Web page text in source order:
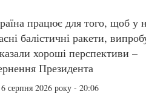
працює для того, щоб у
балістичні ракети,
хороші перспективи –
Президента
6 серпня 2026 року - 20:06